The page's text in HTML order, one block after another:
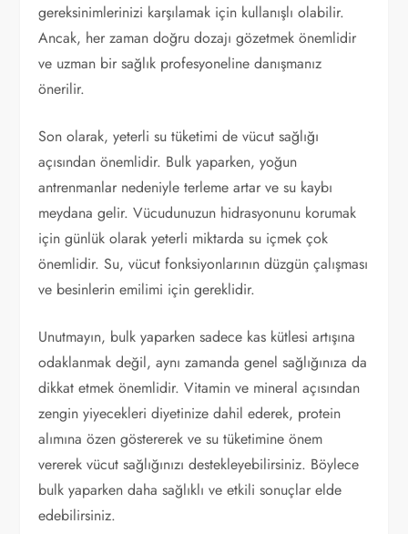
gereksinimlerinizi karşılamak için kullanışlı olabilir.
Ancak, her zaman doğru dozajı gözetmek önemlidir
ve uzman bir sağlık profesyoneline danışmanız
önerilir.
Son olarak, yeterli su tüketimi de vücut sağlığı
açısından önemlidir. Bulk yaparken, yoğun
antrenmanlar nedeniyle terleme artar ve su kaybı
meydana gelir. Vücudunuzun hidrasyonunu korumak
için günlük olarak yeterli miktarda su içmek çok
önemlidir. Su, vücut fonksiyonlarının düzgün çalışması
ve besinlerin emilimi için gereklidir.
Unutmayın, bulk yaparken sadece kas kütlesi artışına
odaklanmak değil, aynı zamanda genel sağlığınıza da
dikkat etmek önemlidir. Vitamin ve mineral açısından
zengin yiyecekleri diyetinize dahil ederek, protein
alımına özen göstererek ve su tüketimine önem
vererek vücut sağlığınızı destekleyebilirsiniz. Böylece
bulk yaparken daha sağlıklı ve etkili sonuçlar elde
edebilirsiniz.